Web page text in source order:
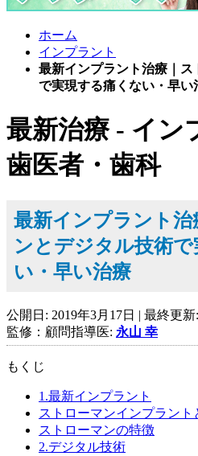
ホーム
インプラント
最新インプラント治療｜
で実現する痛くない・早い
最新治療 - イン
歯医者・歯科
最新インプラント治
ンとデジタル技術
い・早い治療
公開日: 2019年3月17日 | 最終更新:
監修：顧問指導医: 永山 幸
もくじ
1.最新インプラント
ストローマンインプラント
ストローマンの特徴
2.デジタル技術